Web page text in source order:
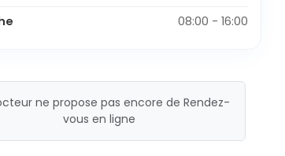
08:00 - 16:00
ne propose pas encore de Rendez-
vous en ligne